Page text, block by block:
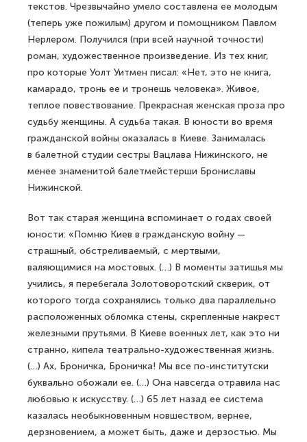
текстов. Чрезвычайно умело составлена ее молодым
(теперь уже пожилым) другом и помощником Павлом
Нерлером. Получился (при всей научной точности)
роман, художественное произведение. Из тех книг,
про которые Уолт Уитмен писал: «Нет, это не книга,
камарадо, тронь ее и тронешь человека». Живое,
теплое повествование. Прекрасная женская проза про
судьбу женщины. А судьба такая. В юности во время
гражданской войны оказалась в Киеве. Занималась
в балетной студии сестры Вацлава Нижинского, не
менее знаменитой балетмейстерши Брониславы
Нижинской.
Вот так старая женщина вспоминает о годах своей
юности: «Помню Киев в гражданскую войну —
страшный, обстреливаемый, с мертвыми,
валяющимися на мостовых. (…) В моменты затишья мы
учились, я перебегала Золотоворотский скверик, от
которого тогда сохранялись только два параллельно
расположенных обломка стены, скрепленные накрест
железными прутьями. В Киеве военных лет, как это ни
странно, кипела театрально-художественная жизнь.
(…) Ах, Броничка, Броничка! Мы все по-институтски
буквально обожали ее. (…) Она навсегда отравила нас
любовью к искусству. (…) 65 лет назад ее система
казалась необыкновенным новшеством, вернее,
дерзновением, а может быть, даже и дерзостью. Мы